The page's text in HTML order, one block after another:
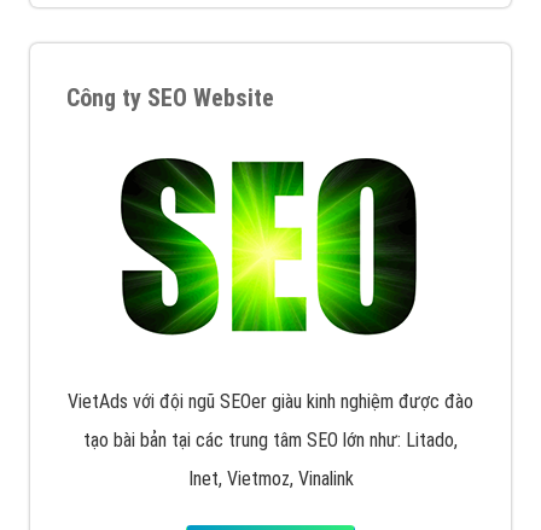
Công ty SEO Website
VietAds với đội ngũ SEOer giàu kinh nghiệm được đào
tạo bài bản tại các trung tâm SEO lớn như: Litado,
Inet, Vietmoz, Vinalink